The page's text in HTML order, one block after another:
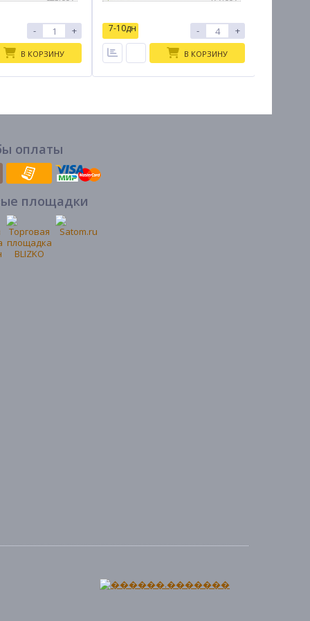
- +
В КОРЗИНУ
7-10дн - +
В КОРЗИНУ
оплаты
площадки